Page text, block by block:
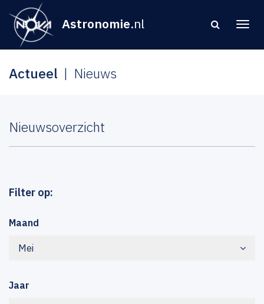
Astronomie.nl
Actueel Nieuws
Nieuwsoverzicht
Filter op:
Maand
Mei
Jaar